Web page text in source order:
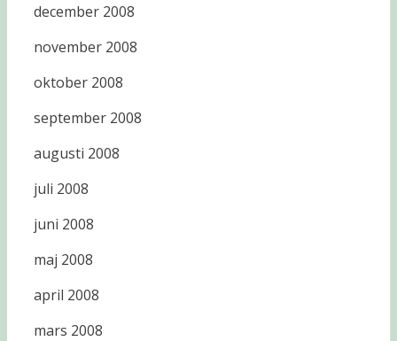
december 2008
november 2008
oktober 2008
september 2008
augusti 2008
juli 2008
juni 2008
maj 2008
april 2008
mars 2008